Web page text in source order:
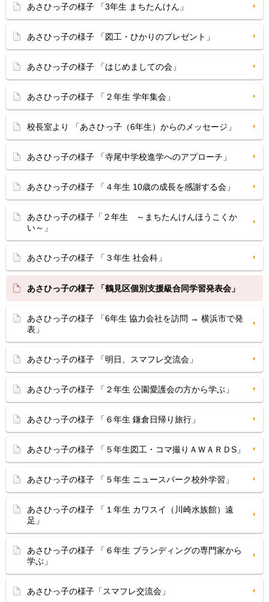
あさひっ子の様子 「3年生 まちたんけん」
あさひっ子の様子 「図工・ひかりのプレゼント」
あさひっ子の様子 「はじめましての会」
あさひっ子の様子 「２年生 学年集会」
校長室より 「あさひっ子（6年生）からのメッセージ」
あさひっ子の様子 「寺尾中学校進学へのアプローチ」
あさひっ子の様子 「４年生 10歳の成長を感謝する会」
あさひっ子の様子「２年生 ～まちたんけんほうこくか
い～」
あさひっ子の様子 「３年生 社会科」
あさひっ子の様子 「鶴見区個別支援級合同学習発表会」
あさひっ子の様子 「6年生 協力会社を訪問 → 横浜市で発
表」
あさひっ子の様子 「明日、スマフレ交流会」
あさひっ子の様子 「２年生 公園愛護会の方から学ぶ」
あさひっ子の様子 「６年生 鎌倉日帰り旅行」
あさひっ子の様子 「５年生図工・コマ撮りＡＷＡＲＤS」
あさひっ子の様子 「５年生 ニュースパーク校外学習」
あさひっ子の様子 「１年生 カワスイ（川崎水族館）遠
足」
あさひっ子の様子 「６年生 ブランディングの専門家から
学ぶ」
あさひっ子の様子「スマフレ交流会」